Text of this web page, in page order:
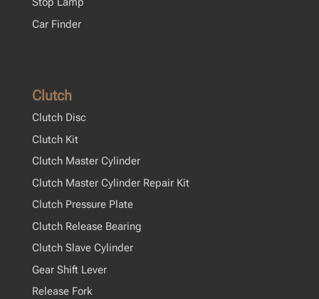
Car Finder
Clutch
Clutch Disc
Clutch Kit
Clutch Master Cylinder
Clutch Master Cylinder Repair Kit
Clutch Pressure Plate
Clutch Release Bearing
Clutch Slave Cylinder
Gear Shift Lever
Release Fork